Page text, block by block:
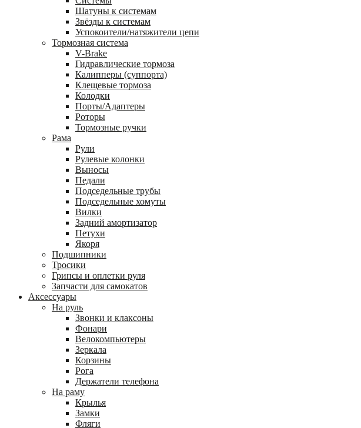
Шатуны к системам
Звёзды к системам
Успокоители/натяжители цепи
Тормозная система
V-Brake
Гидравлические тормоза
Калипперы (суппорта)
Клещевые тормоза
Колодки
Порты/Адаптеры
Роторы
Тормозные ручки
Рама
Рули
Рулевые колонки
Выносы
Педали
Подседельные трубы
Подседельные хомуты
Вилки
Задний амортизатор
Петухи
Якоря
Подшипники
Тросики
Грипсы и оплетки руля
Запчасти для самокатов
Аксессуары
На руль
Звонки и клаксоны
Фонари
Велокомпьютеры
Зеркала
Корзины
Рога
Держатели телефона
На раму
Крылья
Замки
Фляги